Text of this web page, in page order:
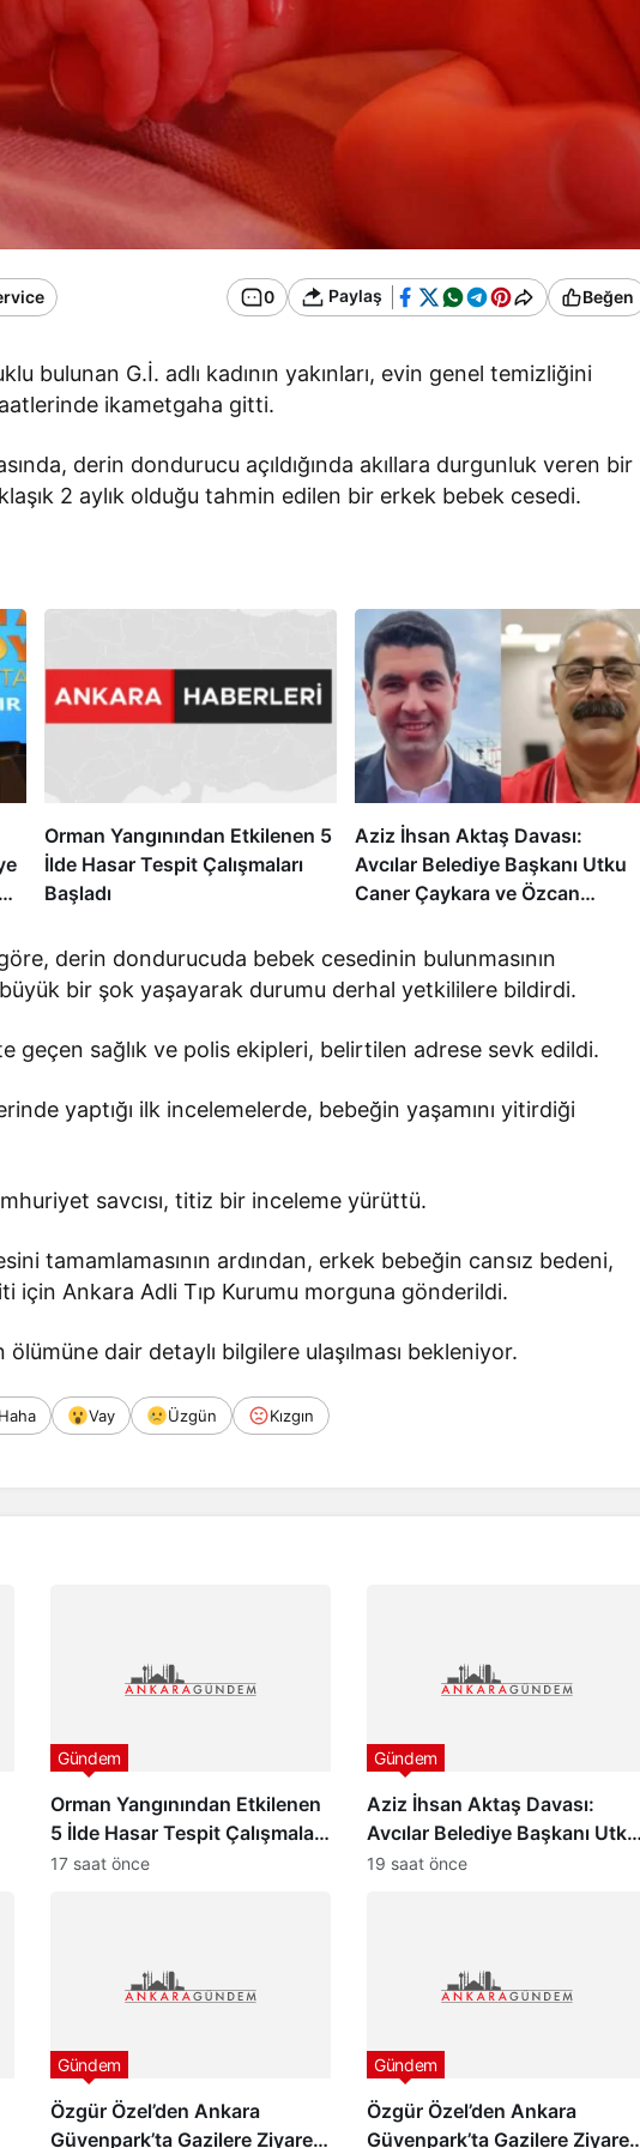
0 Paylaş Beğen
bulunan G.İ. adlı kadının yakınları, evin genel temizliğini
ikametgaha gitti.
derin dondurucu açıldığında akıllara durgunluk veren bir
2 aylık olduğu tahmin edilen bir erkek bebek cesedi.
Orman Yangınından Etkilenen 5
İlde Hasar Tespit Çalışmaları
Başladı
Aziz İhsan Aktaş Davası:
Avcılar Belediye Başkanı Utku
Caner Çaykara ve Özcan
derin dondurucuda bebek cesedinin bulunmasının
büyük bir şok yaşayarak durumu derhal yetkililere bildirdi.
geçen sağlık ve polis ekipleri, belirtilen adrese sevk edildi.
yaptığı ilk incelemelerde, bebeğin yaşamını yitirdiği
savcısı, titiz bir inceleme yürüttü.
tamamlamasının ardından, erkek bebeğin cansız bedeni,
için Ankara Adli Tıp Kurumu morguna gönderildi.
dair detaylı bilgilere ulaşılması bekleniyor.
Haha Vay Üzgün Kızgın
Orman Yangınından Etkilenen
5 İlde Hasar Tespit Çalışmaları
Başladı
Gündem
17 saat önce
Aziz İhsan Aktaş Davası:
Avcılar Belediye Başkanı Utku
Caner Çaykara ve Özcan
Gündem
19 saat önce
Özgür Özel’den Ankara
Güvenpark’ta Gazilere Ziyaret
Gündem
Özgür Özel’den Ankara
Güvenpark’ta Gazilere Ziyaret
Gündem